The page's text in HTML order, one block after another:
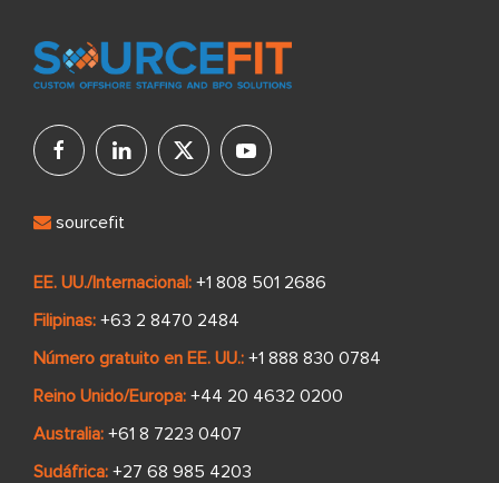
sourcefit
EE. UU./Internacional: +1 808 501 2686
Filipinas: +63 2 8470 2484
Número gratuito en EE. UU.: +1 888 830 0784
Reino Unido/Europa: +44 20 4632 0200
Australia: +61 8 7223 0407
Sudáfrica: +27 68 985 4203